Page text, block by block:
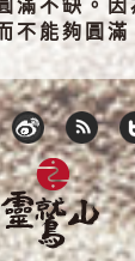
滿不缺。
不能夠圓滿